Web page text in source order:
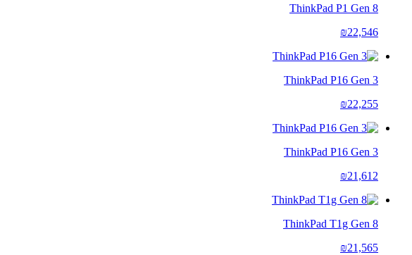
ThinkPad P1 Gen 8
₪22,546
ThinkPad P16 Gen 3
₪22,255
ThinkPad P16 Gen 3
₪21,612
ThinkPad T1g Gen 8
₪21,565